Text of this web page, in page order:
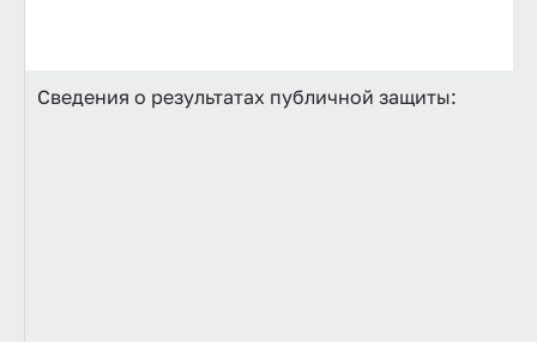
Сведения о результатах публичной защиты: